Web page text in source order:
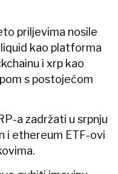
priljevima nosile
kao platforma
i xrp kao
s postojećom
a zadržati u srpnju
i ethereum ETF-ovi